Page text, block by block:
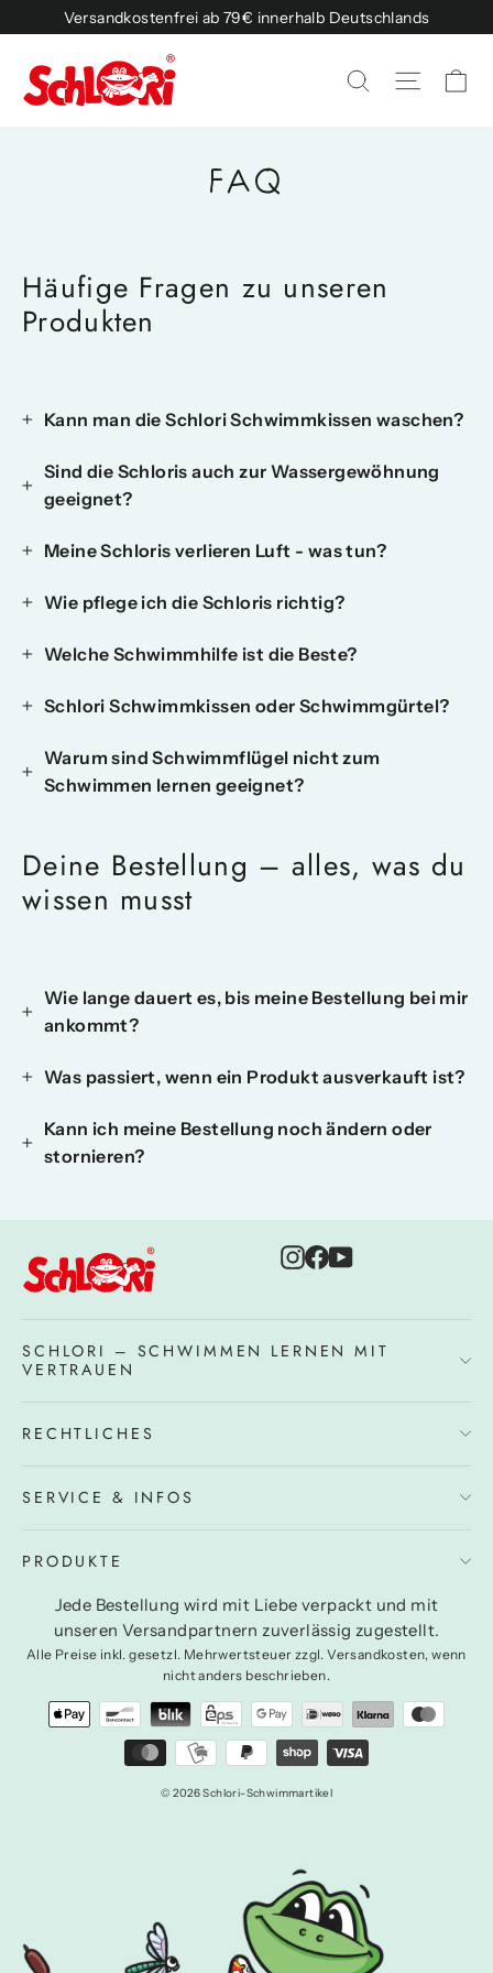
to
content
Versandkostenfrei ab 79€ innerhalb Deutschlands
Search Site
FAQ
Häufige Fragen zu unseren
Produkten
Kann man die Schlori Schwimmkissen waschen?
Sind die Schloris auch zur Wassergewöhnung
geeignet?
Meine Schloris verlieren Luft - was tun?
Wie pflege ich die Schloris richtig?
Welche Schwimmhilfe ist die Beste?
Schlori Schwimmkissen oder Schwimmgürtel?
Warum sind Schwimmflügel nicht zum
Schwimmen lernen geeignet?
Deine Bestellung – alles, was du
wissen musst
Wie lange dauert es, bis meine Bestellung bei mir
ankommt?
Was passiert, wenn ein Produkt ausverkauft ist?
Kann ich meine Bestellung noch ändern oder
stornieren?
Instagram
Facebook
YouTube
SCHLORI – SCHWIMMEN LERNEN MIT
VERTRAUEN
RECHTLICHES
SERVICE & INFOS
PRODUKTE
Jede Bestellung wird mit Liebe verpackt und mit
unseren Versandpartnern zuverlässig zugestellt.
Alle Preise inkl. gesetzl. Mehrwertsteuer zzgl. Versandkosten, wenn
nicht anders beschrieben.
© 2026 Schlori-Schwimmartikel